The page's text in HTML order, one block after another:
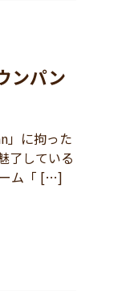
ンパン
」に拘った
了している
ーム「 […]